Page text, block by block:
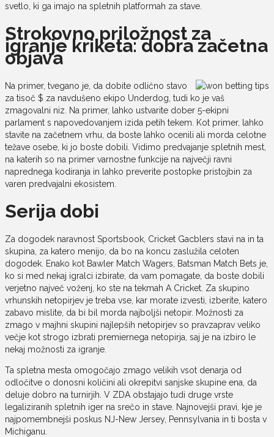
svetlo, ki ga imajo na spletnih platformah za stave.
Strokovno priložnost za
igranje kriketa: dobra začetna
objava
Na primer, tvegano je, da dobite odlično stavo
za tisoč $ za navdušeno ekipo Underdog, tudi ko je vaš
zmagovalni niz. Na primer, lahko ustvarite dober 5-ekipni
parlament s napovedovanjem izida petih tekem. Kot primer, lahko
stavite na začetnem vrhu, da boste lahko ocenili ali morda celotne
težave osebe, ki jo boste dobili. Vidimo predvajanje spletnih mest,
na katerih so na primer varnostne funkcije na največji ravni
naprednega kodiranja in lahko preverite postopke pristojbin za
varen predvajalni ekosistem.
Serija dobi
Za dogodek naravnost Sportsbook, Cricket Gacblers stavi na in ta
skupina, za katero menijo, da bo na koncu zaslužila celoten
dogodek. Enako kot Bawler Match Wagers, Batsman Match Bets je,
ko si med nekaj igralci izbirate, da vam pomagate, da boste dobili
verjetno največ voženj, ko ste na tekmah A Cricket. Za skupino
vrhunskih netopirjev je treba vse, kar morate izvesti, izberite, katero
zabavo mislite, da bi bil morda najboljši netopir. Možnosti za
zmago v majhni skupini najlepših netopirjev so pravzaprav veliko
večje kot strogo izbrati premiernega netopirja, saj je na izbiro le
nekaj možnosti za igranje.
Ta spletna mesta omogočajo zmago velikih vsot denarja od
odločitve o donosni količini ali okrepitvi sanjske skupine ena, da
deluje dobro na turnirjih. V ZDA obstajajo tudi druge vrste
legaliziranih spletnih iger na srečo in stave. Najnovejši pravi, kje je
najpomembnejši poskus NJ-New Jersey, Pennsylvania in ti bosta v
Michiganu.